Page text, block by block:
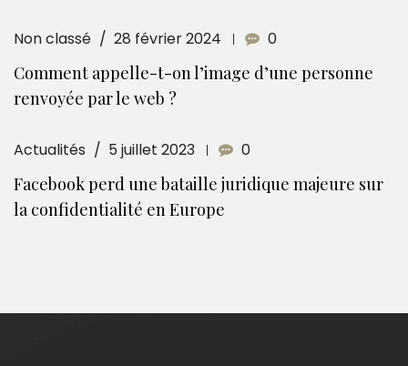
Non classé 28 février 2024 0
Comment appelle-t-on l’image d’une personne
renvoyée par le web ?
Actualités 5 juillet 2023 0
Facebook perd une bataille juridique majeure sur
la confidentialité en Europe